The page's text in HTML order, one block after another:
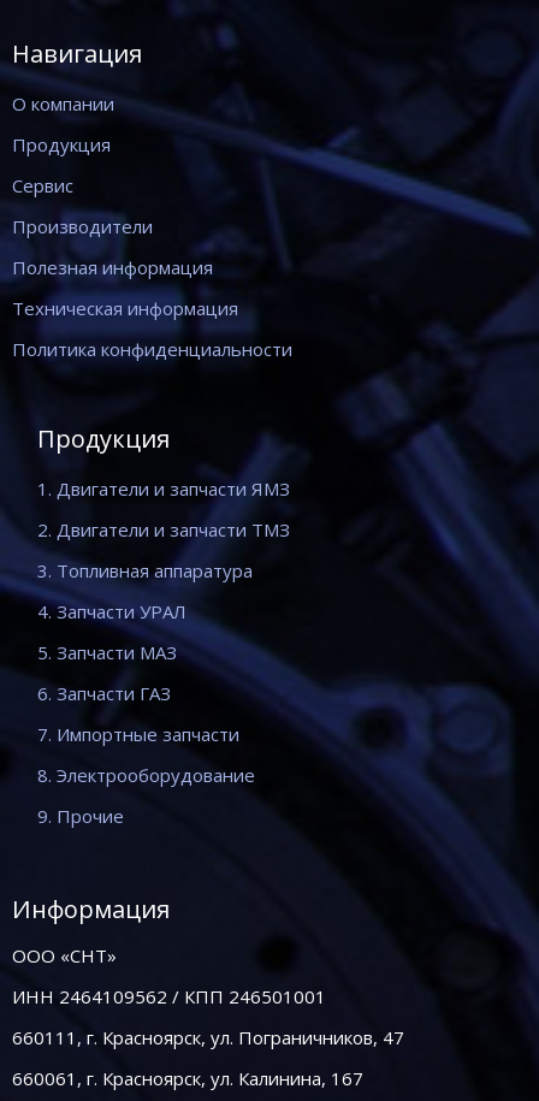
Навигация
О компании
Продукция
Сервис
Производители
Полезная информация
Техническая информация
Политика конфиденциальности
Продукция
1. Двигатели и запчасти ЯМЗ
2. Двигатели и запчасти ТМЗ
3. Топливная аппаратура
4. Запчасти УРАЛ
5. Запчасти МАЗ
6. Запчасти ГАЗ
7. Импортные запчасти
8. Электрооборудование
9. Прочие
Информация
ООО «СНТ»
ИНН 2464109562 / КПП 246501001
660111, г. Красноярск, ул. Пограничников, 47
660061, г. Красноярск, ул. Калинина, 167